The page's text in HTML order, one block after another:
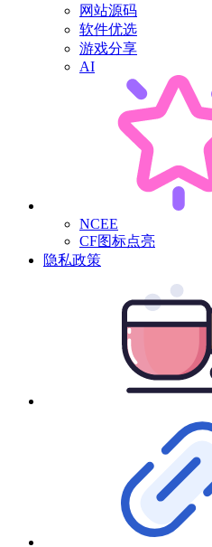
网站源码
软件优选
游戏分享
AI
NCEE
CF图标点亮
隐私政策